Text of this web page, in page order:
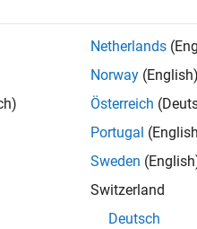
Netherlands
Norway (English)
Österreich
Portugal
Sweden
Switzerland
Deutsch